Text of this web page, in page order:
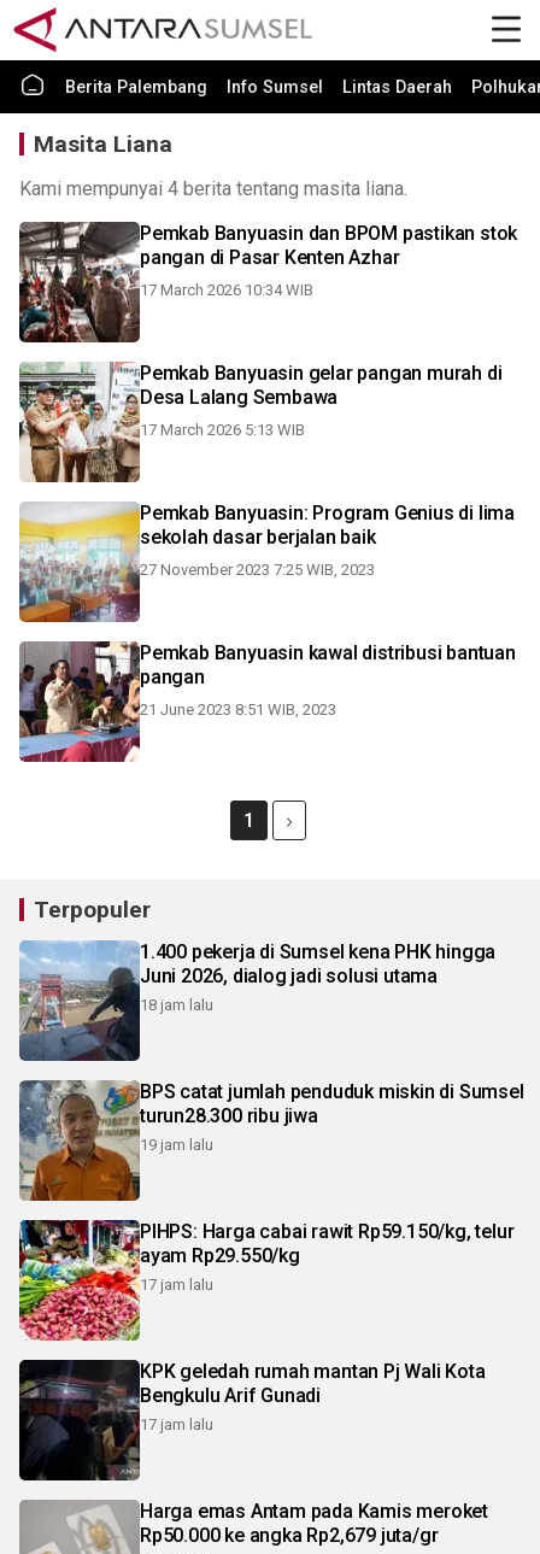
Berita Palembang Info Sumsel Lintas Daerah
Masita Liana
Kami mempunyai 4 berita tentang masita liana.
Pemkab Banyuasin dan BPOM pastikan stok
pangan di Pasar Kenten Azhar
17 March 2026 10:34 WIB
Pemkab Banyuasin gelar pangan murah di
Desa Lalang Sembawa
17 March 2026 5:13 WIB
Pemkab Banyuasin: Program Genius di lima
sekolah dasar berjalan baik
27 November 2023 7:25 WIB, 2023
Pemkab Banyuasin kawal distribusi bantuan
pangan
21 June 2023 8:51 WIB, 2023
1
Terpopuler
1.400 pekerja di Sumsel kena PHK hingga
Juni 2026, dialog jadi solusi utama
18 jam lalu
BPS catat jumlah penduduk miskin di Sumsel
turun28.300 ribu jiwa
19 jam lalu
PIHPS: Harga cabai rawit Rp59.150/kg, telur
ayam Rp29.550/kg
17 jam lalu
KPK geledah rumah mantan Pj Wali Kota
Bengkulu Arif Gunadi
17 jam lalu
Harga emas Antam pada Kamis meroket
Rp50.000 ke angka Rp2,679 juta/gr